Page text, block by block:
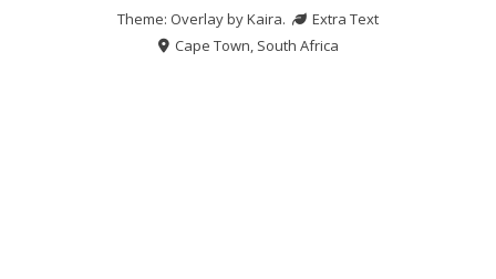
Theme: Overlay byKaira.
Extra Text
Cape Town, South Africa